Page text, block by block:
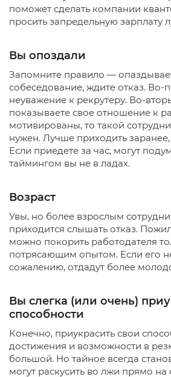
поможет сделать компании
просить запредельную зарплату
Вы опоздали
Запомните правило —
собеседование, ждите отказ. Во-
неуважение к рекрутеру. Во-
показываете свое отношение к
мотивированы, то такой
нужен. Лучше приходить
Если приедете за час, могут
таймингом вы не в ладах.
Возраст
Увы, но более взрослым
приходится слышать отказ.
можно покорить работодателя
потрясающим опытом. Если его
сожалению, отдадут более
Вы слегка (или очень)
способности
Конечно, приукрасить свои
достижения и возможности в
большой. Но тайное всегда
могут раскусить во лжи прямо на